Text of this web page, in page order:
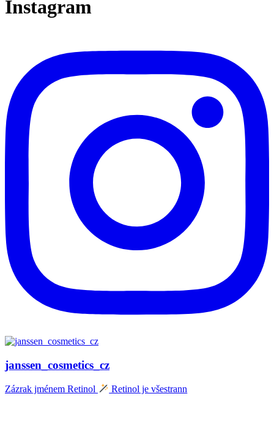
Instagram
janssen_cosmetics_cz
Zázrak jménem Retinol Retinol je všestrann